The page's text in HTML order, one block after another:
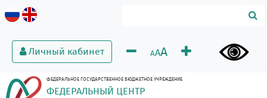
Личный кабинет AAA
ФЕДЕРАЛЬНОЕ ГОСУДАРСТВЕННОЕ БЮДЖЕТНОЕ УЧРЕЖДЕНИЕ
ФЕДЕРАЛЬНЫЙ ЦЕНТР